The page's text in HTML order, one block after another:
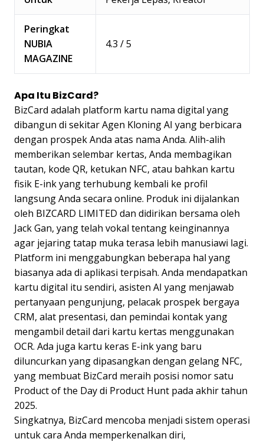
Peringkat
NUBIA
MAGAZINE
4.3 / 5
Apa Itu BizCard?
BizCard adalah platform kartu nama digital yang
dibangun di sekitar Agen Kloning AI yang berbicara
dengan prospek Anda atas nama Anda. Alih-alih
memberikan selembar kertas, Anda membagikan
tautan, kode QR, ketukan NFC, atau bahkan kartu
fisik E-ink yang terhubung kembali ke profil
langsung Anda secara online. Produk ini dijalankan
oleh BIZCARD LIMITED dan didirikan bersama oleh
Jack Gan, yang telah vokal tentang keinginannya
agar jejaring tatap muka terasa lebih manusiawi lagi.
Platform ini menggabungkan beberapa hal yang
biasanya ada di aplikasi terpisah. Anda mendapatkan
kartu digital itu sendiri, asisten AI yang menjawab
pertanyaan pengunjung, pelacak prospek bergaya
CRM, alat presentasi, dan pemindai kontak yang
mengambil detail dari kartu kertas menggunakan
OCR. Ada juga kartu keras E-ink yang baru
diluncurkan yang dipasangkan dengan gelang NFC,
yang membuat BizCard meraih posisi nomor satu
Product of the Day di Product Hunt pada akhir tahun
2025.
Singkatnya, BizCard mencoba menjadi sistem operasi
untuk cara Anda memperkenalkan diri,